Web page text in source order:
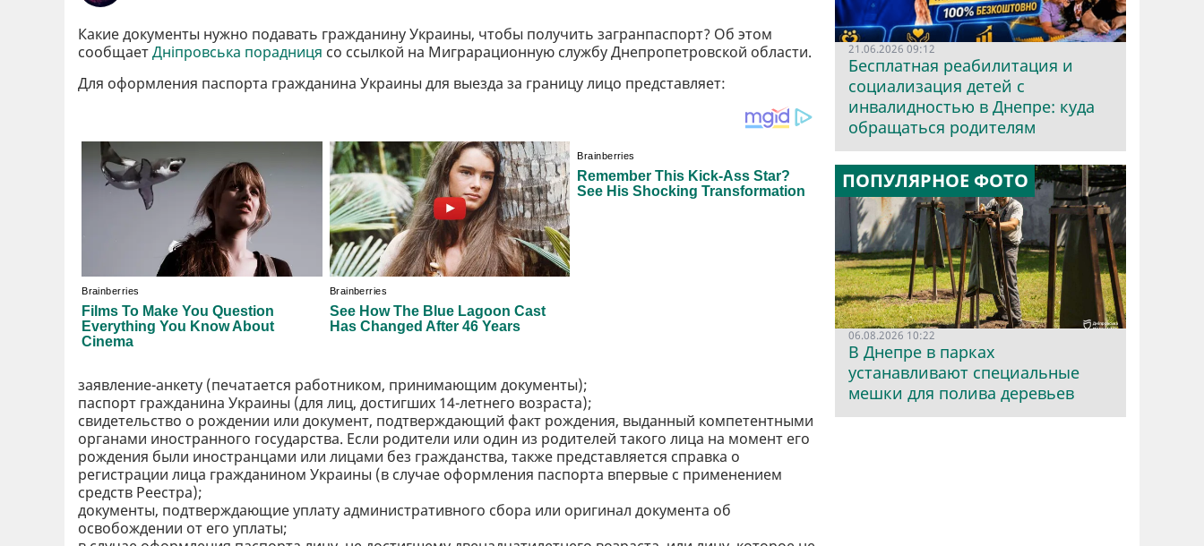
Какие документы нужно подавать гражданину Украины, чтобы получить загранпаспорт? Об этом
сообщаетДніпровська порадниця со ссылкой на Миграрационную службу Днепропетровской области.
Для оформления паспорта гражданина Украины для выезда за границу лицо представляет:
заявление-анкету (печатается работником, принимающим документы);
паспорт гражданина Украины (для лиц, достигших 14-летнего возраста);
свидетельство о рождении или документ, подтверждающий факт рождения, выданный компетентными
органами иностранного государства. Если родители или один из родителей такого лица на момент его
рождения были иностранцами или лицами без гражданства, также представляется справка о
регистрации лица гражданином Украины (в случае оформления паспорта впервые с применением
средств Реестра);
документы, подтверждающие уплату административного сбора или оригинал документа об
освобождении от его уплаты;
21.06.2026 09:12
Бесплатная реабилитация и
социализация детей с
инвалидностью в Днепре: куда
обращаться родителям
ПОПУЛЯРНОЕ ФОТО
06.08.2026 10:22
В Днепре в парках
устанавливают специальные
мешки для полива деревьев